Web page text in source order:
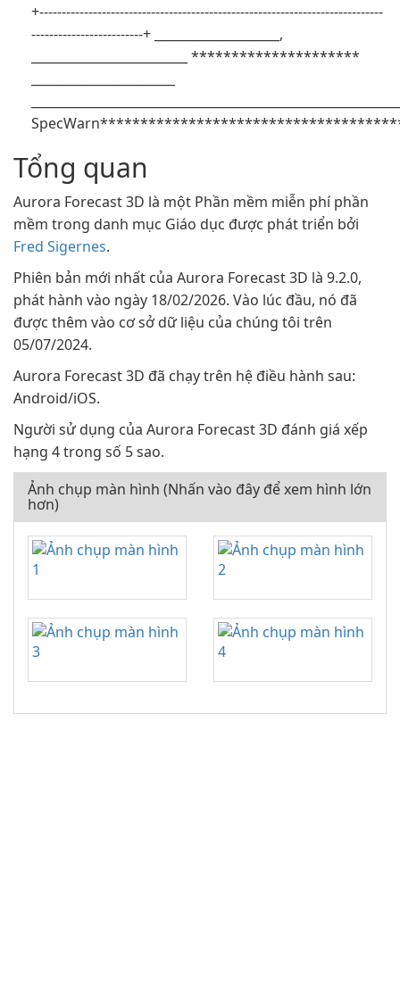
+-----------------------------------------------------------------------------
-------------------------+ ____________________,
_________________________ *********************
Tổng quan
Aurora Forecast 3D là một Phần mềm miễn phí phần
mềm trong danh mục Giáo dục được phát triển bởi
Fred Sigernes.
Phiên bản mới nhất của Aurora Forecast 3D là 9.2.0,
phát hành vào ngày 18/02/2026. Vào lúc đầu, nó đã
được thêm vào cơ sở dữ liệu của chúng tôi trên
05/07/2024.
Aurora Forecast 3D đã chạy trên hệ điều hành sau:
Android/iOS.
Người sử dụng của Aurora Forecast 3D đánh giá xếp
hạng 4 trong số 5 sao.
Ảnh chụp màn hình (Nhấn vào đây để xem hình lớn
hơn)